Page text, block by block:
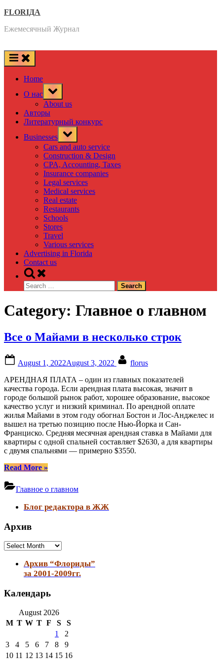
Skip
content
FLORIДА
Ежемесячный Журнал
Home
О нас
Toggle
sub-
menu
About us
Авторы
Литературный конкурс
Businesses
Toggle
sub-
menu
Cars and auto service
Construction & Design
CPA, Accounting, Taxes
Insurance companies
Legal services
Medical services
Real estate
Restaurants
Schools
Stores
Travel
Various services
Advertising in Florida
Contact us
Toggle
search
form
Search
for:
Category: Главное о главном
Все о Майами в несколько строк
on
August 1, 2022August 3, 2022
florus
АРЕНДНАЯ ПЛАТА – один из главных показателей
качества города. Если арендная плата высокая, значит в
городе большой рынок работ, хорошее образование, высокое
качество услуг и низкий криминал. По арендной оплате
жилья Майами в этом году обогнал Бостон и Лос-Анджелес и
вышел на третью позицию после Нью-Йорка и Сан-
Франциско. Средняя месячная арендная ставка в Майами для
квартиры с одной спальней составляет $2630, а для квартиры
с двумя спальнями — примерно $3550.
Read More“Все
в
строк”
»
Главное о главном
Блог редактора в ЖЖ
Архив
Архив
Архив “Флориды”
за 2001-2009гг.
Календарь
August 2026
M T W T F S
S
1
2
3
4 5 6 7 8
9
10 11 12 13 14 15 16